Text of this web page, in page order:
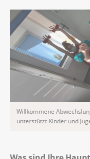
Willkommene
unterstützt Kinder und